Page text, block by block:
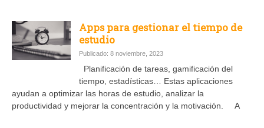
Apps para gestionar el tiempo de
estudio
Publicado: 8 noviembre, 2023
Planificación de tareas, gamificación del
tiempo, estadísticas… Estas aplicaciones
ayudan a optimizar las horas de estudio, analizar la
productividad y mejorar la concentración y la motivación. A